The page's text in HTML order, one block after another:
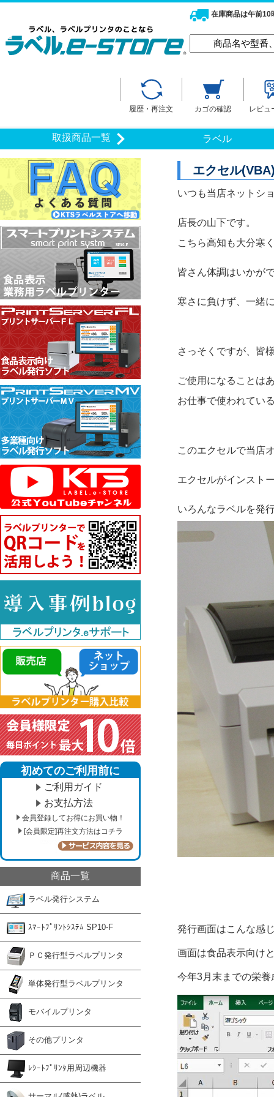
在庫商品は午前10
履歴・再注文 カゴの確認 レビュ
取扱商品一覧 ラベル
初めてのご利用前に
ご利用ガイド
お支払方法
会員登録してお得にお買い物！
[会員限定]再注文方法はコチラ
商品一覧
ラベル発行システム
ｽﾏｰﾄﾌﾟﾘﾝﾄｼｽﾃﾑ SP10-F
ＰＣ発行型ラベルプリンタ
単体発行型ラベルプリンタ
モバイルプリンタ
その他プリンタ
ﾚｼｰﾄﾌﾟﾘﾝﾀ用周辺機器
エクセル
いつも当店ネットシ
店長の山下です。
こちら高知も大分寒
皆さん体調はいかが
寒さに負けず、一緒
さっそくですが、皆
ご使用になることは
お仕事で使われてい
このエクセルで当店
エクセルがインスト
いろんなラベルを発
発行画面はこんな感
画面は食品表示向け
今年3月末までの栄